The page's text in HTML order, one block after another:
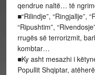
qendrue naltë… të
■“Rilindje”, “Ringjallje”,
“Ripushtim”,
rrugës së terrorizmit,
kombtar…
■Ky asht mesazhi i
Popullit Shqiptar,